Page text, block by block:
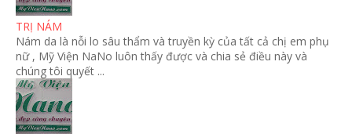
TRỊ NÁM
Nám da là nỗi lo sâu thẩm và truyền kỳ của tất cả chị em phụ
nữ , Mỹ Viện NaNo luôn thấy được và chia sẻ điều này và
chúng tôi quyết ...